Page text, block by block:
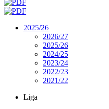
2025/26
2026/27
2025/26
2024/25
2023/24
2022/23
2021/22
Liga